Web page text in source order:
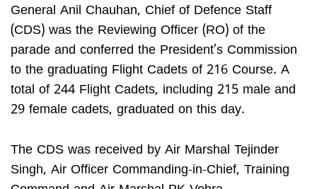
General Anil Chauhan, Chief of Defence Staff
(CDS) was the Reviewing Officer (RO) of the
parade and conferred the President’s Commission
to the graduating Flight Cadets of 216 Course. A
total of 244 Flight Cadets, including 215 male and
29 female cadets, graduated on this day.
The CDS was received by Air Marshal Tejinder
Singh, Air Officer Commanding-in-Chief, Training